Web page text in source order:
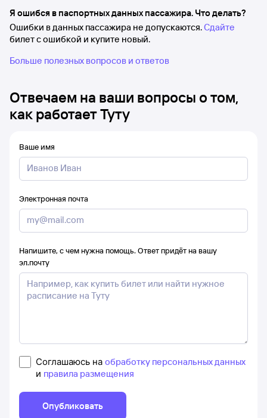
Я ошибся в паспортных данных пассажира. Что делать?
Ошибки в данных пассажира не допускаются.Сдайте
билет с ошибкой и купите новый.
Больше полезных вопросов и ответов
Отвечаем на ваши вопросы о том,
как работает Туту
Ваше имя
Электронная почта
Напишите, с чем нужна помощь. Ответ придёт на вашу
эл.почту
Соглашаюсь на обработку персональных данных
и правила размещения
Опубликовать